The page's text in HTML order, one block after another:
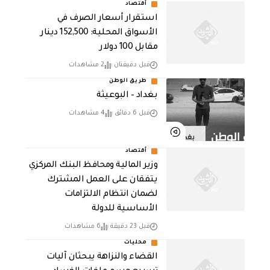
أقتصاد
استقرار أسعار الصرف في
الأسواق المحلية: 152,500 دينار
مقابل 100 دولار
قبل دقيقتان 2 مشاهدات
طريق الوطن
بغداد – البوعيثة
قبل 6 دقائق 4 مشاهدات
أقتصاد
وزير المالية ومحافظ البنك المركزي
يتفقان على العمل المشترك
لضمان انتظام الالتزامات
الأساسية للدولة
قبل 23 دقيقة 6 مشاهدات
محليات
القضاء والنزاهة يبحثان آليات